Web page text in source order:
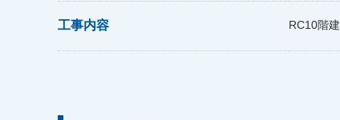
工事内容 RC10階建